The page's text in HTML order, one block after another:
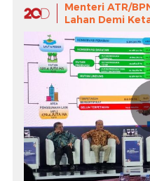
Menteri ATR/
Lahan Demi